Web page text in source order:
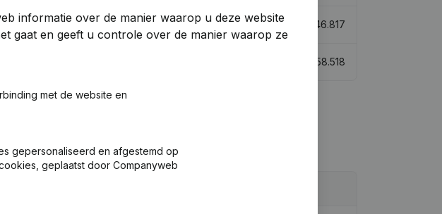
41,17% €87.381 86,64% 46.817
58.518
informatie over de manier waarop u deze website
gaat en geeft u controle over de manier waarop ze
met de website en
gepersonaliseerd en afgestemd op
geplaatst door Companyweb